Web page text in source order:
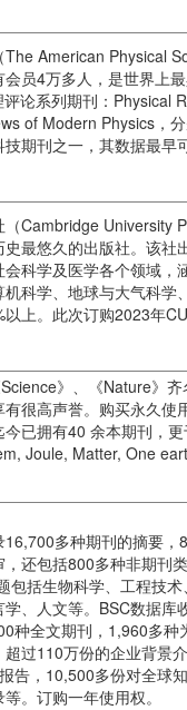
The American Physical
员4万多人，是世界上
论系列期刊：Physical
of Modern Physics，
技期刊之一，其数据最早
（Cambridge University
最悠久的出版社。该社
科学及医学各个领域，
科学、地球与大气科学
上。此次订购2023年
Science》、《Nature》
有很高声誉。购买永久使
已拥有40 余本期刊，
Joule, Matter, One
16,700多种期刊的摘要
，还包括800多种非期刊
包括生物科学、工程技
、人文等。BSC数据库
种全文期刊，1,960多种
过110万份的企业背景
告，10,500多份对全球
。订购一年使用权。